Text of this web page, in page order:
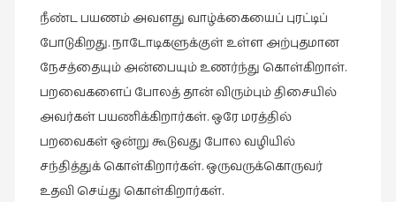
புனைவுக்குறிப்புகள்
பெயரற்ற
மேகம்
மூத்தோர்
பாடல்
நீண்ட பயணம் அவளது வாழ்க்கையைப் புரட்டிப்
போடுகிறது. நாடோடிகளுக்குள் உள்ள அற்புதமான
நேசத்தையும் அன்பையும் உணர்ந்து கொள்கிறாள்.
பறவைகளைப் போலத் தான் விரும்பும் திசையில்
அவர்கள் பயணிக்கிறார்கள். ஒரே மரத்தில்
பறவைகள் ஒன்று கூடுவது போல வழியில்
சந்தித்துக் கொள்கிறார்கள். ஒருவருக்கொருவர்
உதவி செய்து கொள்கிறார்கள்.